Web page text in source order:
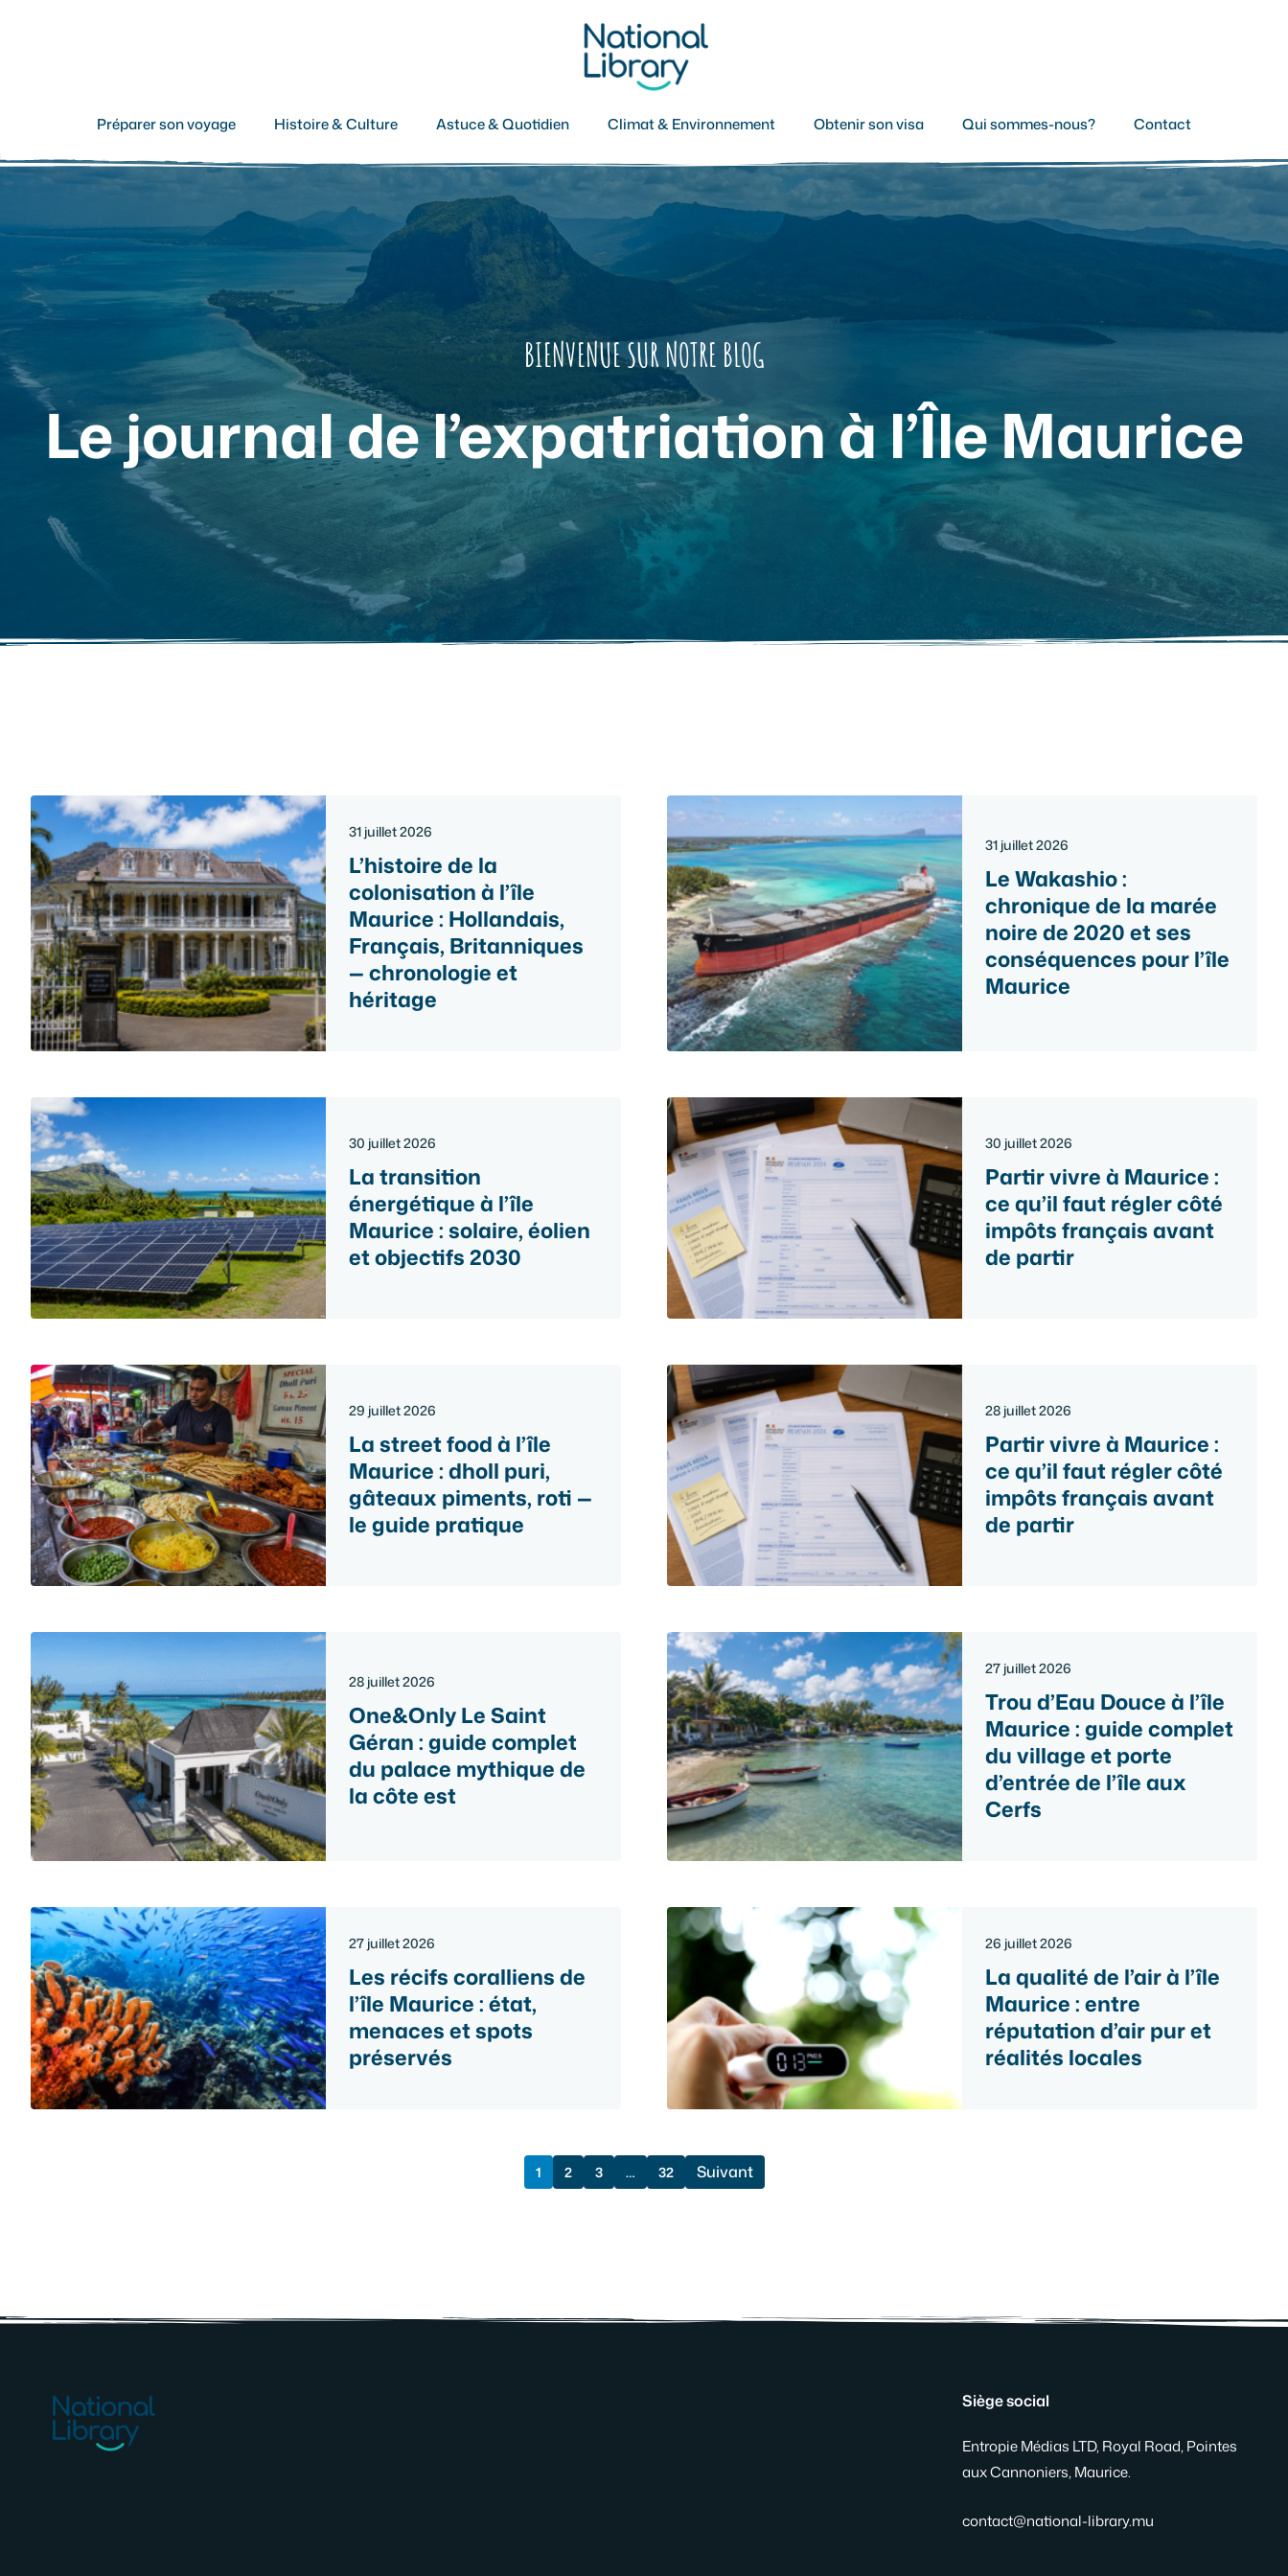
Préparer son voyage Histoire & Culture Astuce & Quotidien Climat & Environnement Obtenir son visa Qui sommes-nous? Contact
BIENVENUE SUR NOTRE BLOG
Le journal de l’expatriation à l’Île Maurice
31 juillet 2026
L’histoire de la
colonisation à l’île
Maurice : Hollandais,
Français, Britanniques
— chronologie et
héritage
31 juillet 2026
Le Wakashio :
chronique de la marée
noire de 2020 et ses
conséquences pour l’île
Maurice
30 juillet 2026
La transition
énergétique à l’île
Maurice : solaire, éolien
et objectifs 2030
30 juillet 2026
Partir vivre à Maurice :
ce qu’il faut régler côté
impôts français avant
de partir
29 juillet 2026
La street food à l’île
Maurice : dholl puri,
gâteaux piments, roti —
le guide pratique
28 juillet 2026
Partir vivre à Maurice :
ce qu’il faut régler côté
impôts français avant
de partir
28 juillet 2026
One&Only Le Saint
Géran : guide complet
du palace mythique de
la côte est
27 juillet 2026
Trou d’Eau Douce à l’île
Maurice : guide complet
du village et porte
d’entrée de l’île aux
Cerfs
27 juillet 2026
Les récifs coralliens de
l’île Maurice : état,
menaces et spots
préservés
26 juillet 2026
La qualité de l’air à l’île
Maurice : entre
réputation d’air pur et
réalités locales
1 2 3 … 32 Suivant
Siège social
Entropie Médias LTD, Royal Road, Pointes
aux Cannoniers, Maurice.
contact@national-library.mu